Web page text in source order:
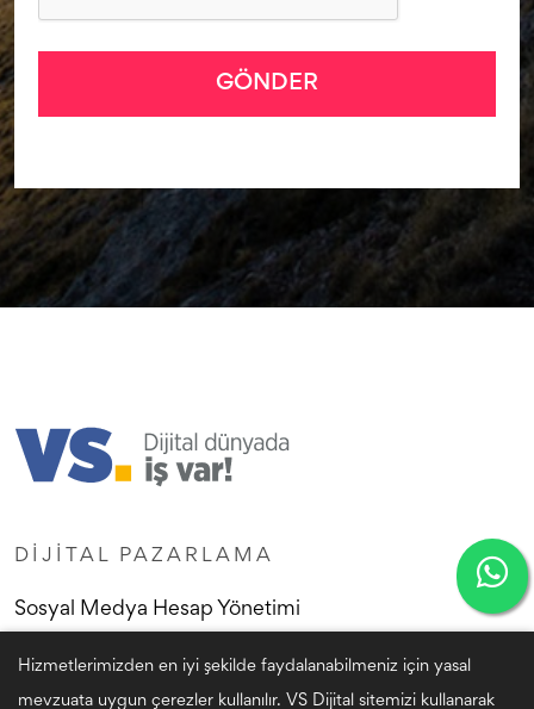
GÖNDER
DIJITAL PAZARLAMA
Sosyal Medya Hesap Yönetimi
Instagram Reklamları
Hizmetlerimizden en iyi şekilde faydalanabilmeniz için yasal
mevzuata uygun çerezler kullanılır. VS Dijital sitemizi kullanarak